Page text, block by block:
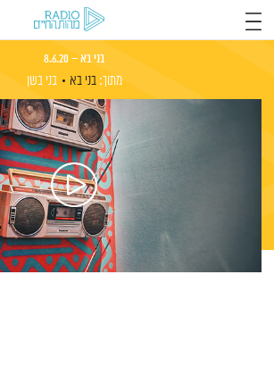
בני בא – 8.6.20
מתוך: בני בא בני בשן